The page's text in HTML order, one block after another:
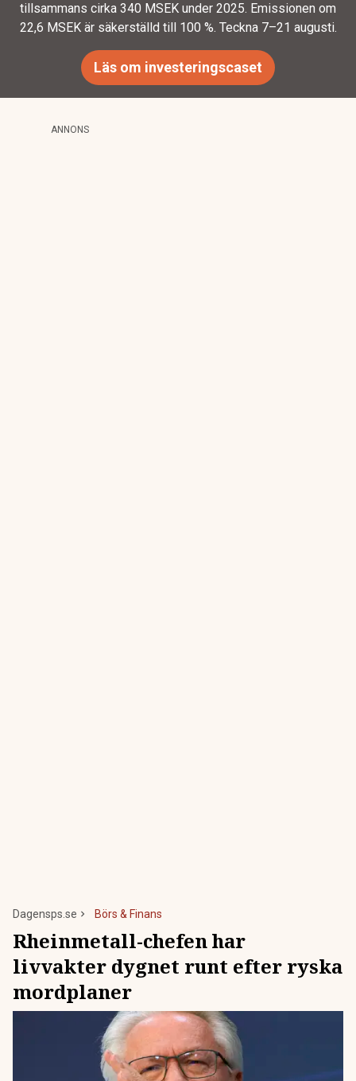
tillsammans cirka 340 MSEK under 2025. Emissionen om
22,6 MSEK är säkerställd till 100 %. Teckna 7–21 augusti.
Läs om investeringscaset
ANNONS
Dagensps.se Börs & Finans
Rheinmetall-chefen har
livvakter dygnet runt efter ryska
mordplaner